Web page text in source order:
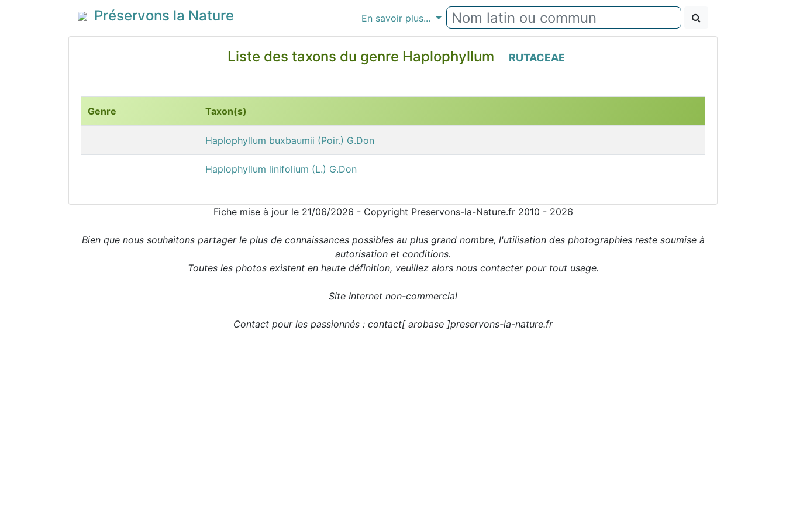
Préservons la Nature En savoir plus...
Liste des taxons du genre Haplophyllum RUTACEAE
Genre Taxon(s)
Haplophyllum buxbaumii (Poir.) G.Don
Haplophyllum linifolium (L.) G.Don
Fiche mise à jour le 21/06/2026 - Copyright Preservons-la-Nature.fr 2010 - 2026
Bien que nous souhaitons partager le plus de connaissances possibles au plus grand nombre, l'utilisation des photographies reste soumise à
autorisation et conditions.
Toutes les photos existent en haute définition, veuillez alors nous contacter pour tout usage.
Site Internet non-commercial
Contact pour les passionnés : contact[ arobase ]preservons-la-nature.fr